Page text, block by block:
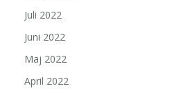
Juli 2022
Juni 2022
Maj 2022
April 2022